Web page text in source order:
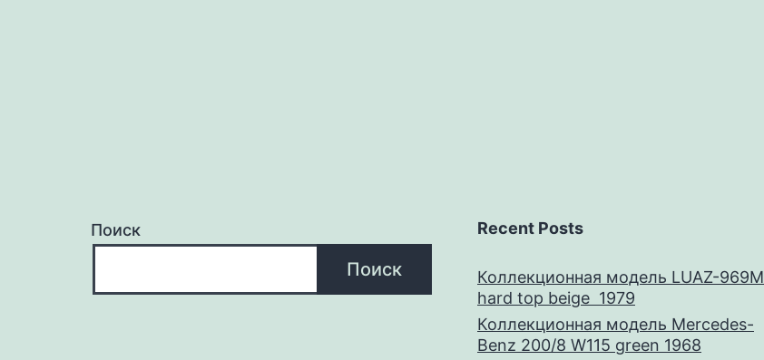
Поиск
Поиск
Recent Posts
Коллекционная модель LUAZ-969M
hard top beige 1979
Коллекционная модель Mercedes-
Benz 200/8 W115 green 1968